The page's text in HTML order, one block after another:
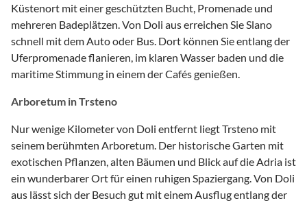
Küstenort mit einer geschützten Bucht, Promenade und
mehreren Badeplätzen. Von Doli aus erreichen Sie Slano
schnell mit dem Auto oder Bus. Dort können Sie entlang der
Uferpromenade flanieren, im klaren Wasser baden und die
maritime Stimmung in einem der Cafés genießen.
Arboretum in Trsteno
Nur wenige Kilometer von Doli entfernt liegt Trsteno mit
seinem berühmten Arboretum. Der historische Garten mit
exotischen Pflanzen, alten Bäumen und Blick auf die Adria ist
ein wunderbarer Ort für einen ruhigen Spaziergang. Von Doli
aus lässt sich der Besuch gut mit einem Ausflug entlang der